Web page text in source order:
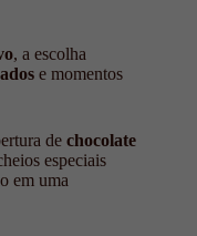
, a escolha
e momentos
de chocolate
especiais
em uma